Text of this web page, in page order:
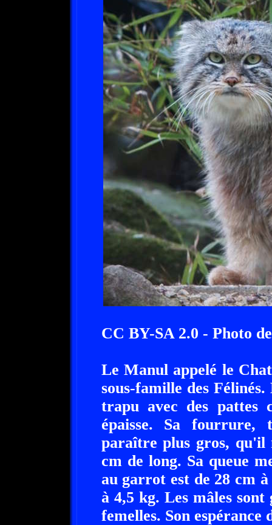
CC BY-SA 2.0 - Photo
Le Manul appelé le
sous-famille des
trapu avec des pattes
épaisse. Sa fourrure,
paraître plus gros, qu'il
cm de long. Sa queue
au garrot est de 28 cm
à 4,5 kg. Les mâles
femelles. Son espérance